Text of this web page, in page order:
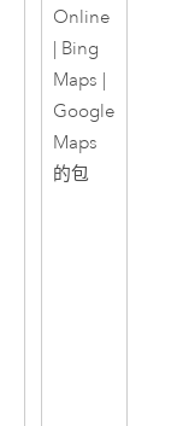
Online
| Bing
Maps |
Google
Maps
的包